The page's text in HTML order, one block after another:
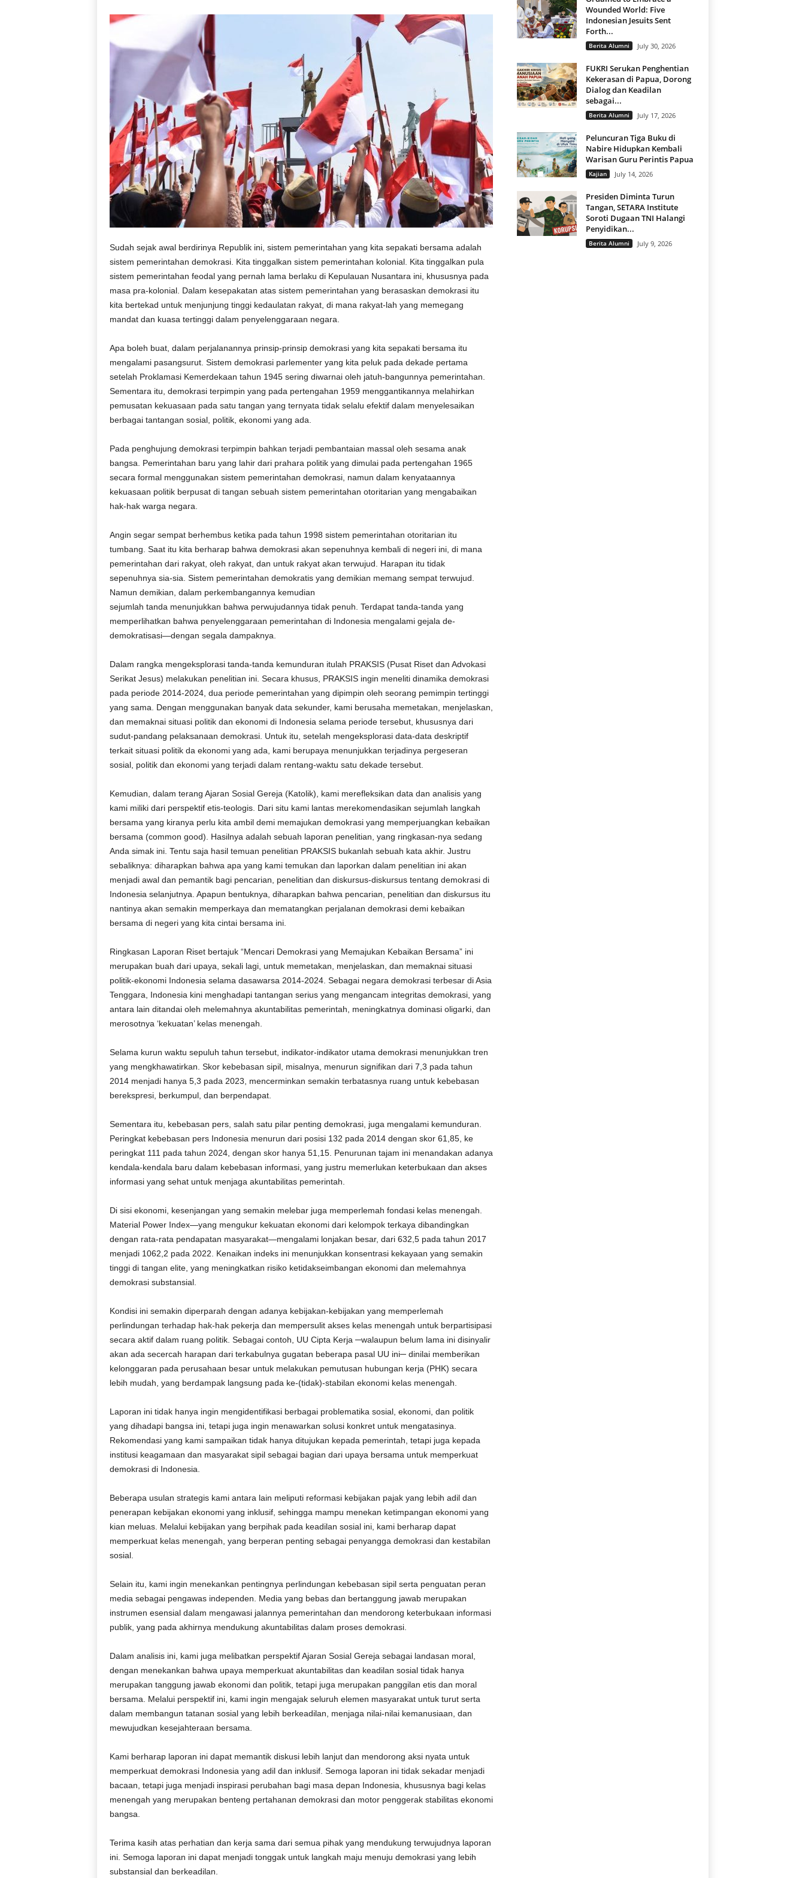
Sudah sejak awal berdirinya Republik ini, sistem pemerintahan yang kita sepakati bersama adalah
sistem pemerintahan demokrasi. Kita tinggalkan sistem pemerintahan kolonial. Kita tinggalkan pula
sistem pemerintahan feodal yang pernah lama berlaku di Kepulauan Nusantara ini, khususnya pada
masa pra-kolonial. Dalam kesepakatan atas sistem pemerintahan yang berasaskan demokrasi itu
kita bertekad untuk menjunjung tinggi kedaulatan rakyat, di mana rakyat-lah yang memegang
mandat dan kuasa tertinggi dalam penyelenggaraan negara.
Apa boleh buat, dalam perjalanannya prinsip-prinsip demokrasi yang kita sepakati bersama itu
mengalami pasangsurut. Sistem demokrasi parlementer yang kita peluk pada dekade pertama
setelah Proklamasi Kemerdekaan tahun 1945 sering diwarnai oleh jatuh-bangunnya pemerintahan.
Sementara itu, demokrasi terpimpin yang pada pertengahan 1959 menggantikannya melahirkan
pemusatan kekuasaan pada satu tangan yang ternyata tidak selalu efektif dalam menyelesaikan
berbagai tantangan sosial, politik, ekonomi yang ada.
Pada penghujung demokrasi terpimpin bahkan terjadi pembantaian massal oleh sesama anak
bangsa. Pemerintahan baru yang lahir dari prahara politik yang dimulai pada pertengahan 1965
secara formal menggunakan sistem pemerintahan demokrasi, namun dalam kenyataannya
kekuasaan politik berpusat di tangan sebuah sistem pemerintahan otoritarian yang mengabaikan
hak-hak warga negara.
Angin segar sempat berhembus ketika pada tahun 1998 sistem pemerintahan otoritarian itu
tumbang. Saat itu kita berharap bahwa demokrasi akan sepenuhnya kembali di negeri ini, di mana
pemerintahan dari rakyat, oleh rakyat, dan untuk rakyat akan terwujud. Harapan itu tidak
sepenuhnya sia-sia. Sistem pemerintahan demokratis yang demikian memang sempat terwujud.
Namun demikian, dalam perkembangannya kemudian
sejumlah tanda menunjukkan bahwa perwujudannya tidak penuh. Terdapat tanda-tanda yang
memperlihatkan bahwa penyelenggaraan pemerintahan di Indonesia mengalami gejala de-
demokratisasi—dengan segala dampaknya.
Dalam rangka mengeksplorasi tanda-tanda kemunduran itulah PRAKSIS (Pusat Riset dan Advokasi
Serikat Jesus) melakukan penelitian ini. Secara khusus, PRAKSIS ingin meneliti dinamika demokrasi
pada periode 2014-2024, dua periode pemerintahan yang dipimpin oleh seorang pemimpin tertinggi
yang sama. Dengan menggunakan banyak data sekunder, kami berusaha memetakan, menjelaskan,
dan memaknai situasi politik dan ekonomi di Indonesia selama periode tersebut, khususnya dari
sudut-pandang pelaksanaan demokrasi. Untuk itu, setelah mengeksplorasi data-data deskriptif
terkait situasi politik da ekonomi yang ada, kami berupaya menunjukkan terjadinya pergeseran
sosial, politik dan ekonomi yang terjadi dalam rentang-waktu satu dekade tersebut.
Kemudian, dalam terang Ajaran Sosial Gereja (Katolik), kami merefleksikan data dan analisis yang
kami miliki dari perspektif etis-teologis. Dari situ kami lantas merekomendasikan sejumlah langkah
bersama yang kiranya perlu kita ambil demi memajukan demokrasi yang memperjuangkan kebaikan
bersama (common good). Hasilnya adalah sebuah laporan penelitian, yang ringkasan-nya sedang
Anda simak ini. Tentu saja hasil temuan penelitian PRAKSIS bukanlah sebuah kata akhir. Justru
sebaliknya: diharapkan bahwa apa yang kami temukan dan laporkan dalam penelitian ini akan
menjadi awal dan pemantik bagi pencarian, penelitian dan diskursus-diskursus tentang demokrasi di
Indonesia selanjutnya. Apapun bentuknya, diharapkan bahwa pencarian, penelitian dan diskursus itu
nantinya akan semakin memperkaya dan mematangkan perjalanan demokrasi demi kebaikan
bersama di negeri yang kita cintai bersama ini.
Ringkasan Laporan Riset bertajuk “Mencari Demokrasi yang Memajukan Kebaikan Bersama” ini
merupakan buah dari upaya, sekali lagi, untuk memetakan, menjelaskan, dan memaknai situasi
politik-ekonomi Indonesia selama dasawarsa 2014-2024. Sebagai negara demokrasi terbesar di Asia
Tenggara, Indonesia kini menghadapi tantangan serius yang mengancam integritas demokrasi, yang
antara lain ditandai oleh melemahnya akuntabilitas pemerintah, meningkatnya dominasi oligarki, dan
merosotnya ‘kekuatan’ kelas menengah.
Selama kurun waktu sepuluh tahun tersebut, indikator-indikator utama demokrasi menunjukkan tren
yang mengkhawatirkan. Skor kebebasan sipil, misalnya, menurun signifikan dari 7,3 pada tahun
2014 menjadi hanya 5,3 pada 2023, mencerminkan semakin terbatasnya ruang untuk kebebasan
berekspresi, berkumpul, dan berpendapat.
Sementara itu, kebebasan pers, salah satu pilar penting demokrasi, juga mengalami kemunduran.
Peringkat kebebasan pers Indonesia menurun dari posisi 132 pada 2014 dengan skor 61,85, ke
peringkat 111 pada tahun 2024, dengan skor hanya 51,15. Penurunan tajam ini menandakan adanya
kendala-kendala baru dalam kebebasan informasi, yang justru memerlukan keterbukaan dan akses
informasi yang sehat untuk menjaga akuntabilitas pemerintah.
Di sisi ekonomi, kesenjangan yang semakin melebar juga memperlemah fondasi kelas menengah.
Material Power Index—yang mengukur kekuatan ekonomi dari kelompok terkaya dibandingkan
dengan rata-rata pendapatan masyarakat—mengalami lonjakan besar, dari 632,5 pada tahun 2017
menjadi 1062,2 pada 2022. Kenaikan indeks ini menunjukkan konsentrasi kekayaan yang semakin
tinggi di tangan elite, yang meningkatkan risiko ketidakseimbangan ekonomi dan melemahnya
demokrasi substansial.
Kondisi ini semakin diperparah dengan adanya kebijakan-kebijakan yang memperlemah
perlindungan terhadap hak-hak pekerja dan mempersulit akses kelas menengah untuk berpartisipasi
secara aktif dalam ruang politik. Sebagai contoh, UU Cipta Kerja ─walaupun belum lama ini disinyalir
akan ada secercah harapan dari terkabulnya gugatan beberapa pasal UU ini─ dinilai memberikan
kelonggaran pada perusahaan besar untuk melakukan pemutusan hubungan kerja (PHK) secara
lebih mudah, yang berdampak langsung pada ke-(tidak)-stabilan ekonomi kelas menengah.
Laporan ini tidak hanya ingin mengidentifikasi berbagai problematika sosial, ekonomi, dan politik
yang dihadapi bangsa ini, tetapi juga ingin menawarkan solusi konkret untuk mengatasinya.
Rekomendasi yang kami sampaikan tidak hanya ditujukan kepada pemerintah, tetapi juga kepada
institusi keagamaan dan masyarakat sipil sebagai bagian dari upaya bersama untuk memperkuat
demokrasi di Indonesia.
Beberapa usulan strategis kami antara lain meliputi reformasi kebijakan pajak yang lebih adil dan
penerapan kebijakan ekonomi yang inklusif, sehingga mampu menekan ketimpangan ekonomi yang
kian meluas. Melalui kebijakan yang berpihak pada keadilan sosial ini, kami berharap dapat
memperkuat kelas menengah, yang berperan penting sebagai penyangga demokrasi dan kestabilan
sosial.
Selain itu, kami ingin menekankan pentingnya perlindungan kebebasan sipil serta penguatan peran
media sebagai pengawas independen. Media yang bebas dan bertanggung jawab merupakan
instrumen esensial dalam mengawasi jalannya pemerintahan dan mendorong keterbukaan informasi
publik, yang pada akhirnya mendukung akuntabilitas dalam proses demokrasi.
Dalam analisis ini, kami juga melibatkan perspektif Ajaran Sosial Gereja sebagai landasan moral,
dengan menekankan bahwa upaya memperkuat akuntabilitas dan keadilan sosial tidak hanya
merupakan tanggung jawab ekonomi dan politik, tetapi juga merupakan panggilan etis dan moral
bersama. Melalui perspektif ini, kami ingin mengajak seluruh elemen masyarakat untuk turut serta
dalam membangun tatanan sosial yang lebih berkeadilan, menjaga nilai-nilai kemanusiaan, dan
mewujudkan kesejahteraan bersama.
Kami berharap laporan ini dapat memantik diskusi lebih lanjut dan mendorong aksi nyata untuk
memperkuat demokrasi Indonesia yang adil dan inklusif. Semoga laporan ini tidak sekadar menjadi
bacaan, tetapi juga menjadi inspirasi perubahan bagi masa depan Indonesia, khususnya bagi kelas
menengah yang merupakan benteng pertahanan demokrasi dan motor penggerak stabilitas ekonomi
bangsa.
Terima kasih atas perhatian dan kerja sama dari semua pihak yang mendukung terwujudnya laporan
ini. Semoga laporan ini dapat menjadi tonggak untuk langkah maju menuju demokrasi yang lebih
substansial dan berkeadilan.
Wounded World: Five
Indonesian Jesuits Sent
Forth...
Berita Alumni July 30, 2026
FUKRI Serukan Penghentian
Kekerasan di Papua, Dorong
Dialog dan Keadilan
sebagai...
Berita Alumni July 17, 2026
Peluncuran Tiga Buku di
Nabire Hidupkan Kembali
Warisan Guru Perintis Papua
Kajian July 14, 2026
Presiden Diminta Turun
Tangan, SETARA Institute
Soroti Dugaan TNI Halangi
Penyidikan...
Berita Alumni July 9, 2026